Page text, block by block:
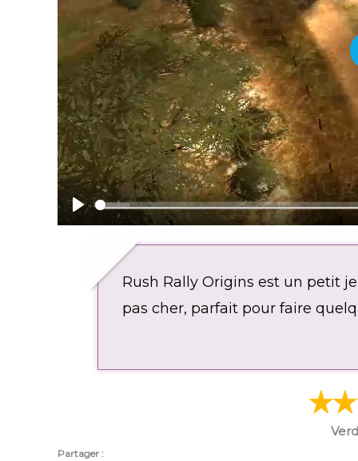
P
Rush Rally Origins est un petit
pas cher, parfait pour faire
Partager :